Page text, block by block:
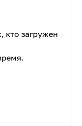
кто загружен